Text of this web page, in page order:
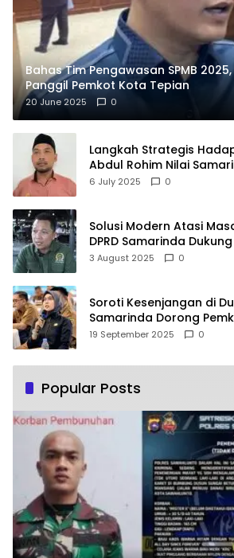
Bahas Tim Pengawasan SPMB
Panggil Pemkot Kota Tepian
20 June 2025 0
Langkah Strategis
Abdul Rohim Nilai
Pusat Logistik Bencana
6 July 2025 0
Solusi Modern Atasi
DPRD Samarinda
PLTSA
3 August 2025 0
Soroti Kesenjangan di
Samarinda Dorong
Pemberdayaan
19 September 2025 0
Popular Posts